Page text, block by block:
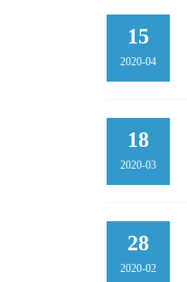
15
2020-04
18
2020-03
28
2020-02